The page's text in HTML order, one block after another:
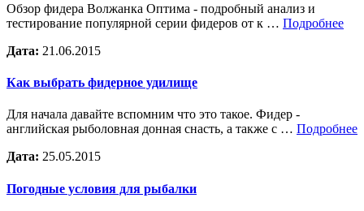
Обзор фидера Волжанка Оптима - подробный анализ и
тестирование популярной серии фидеров от к … Подробнее
Дата: 21.06.2015
Как выбрать фидерное удилище
Для начала давайте вспомним что это такое. Фидер -
английская рыболовная донная снасть, а также с … Подробнее
Дата: 25.05.2015
Погодные условия для рыбалки